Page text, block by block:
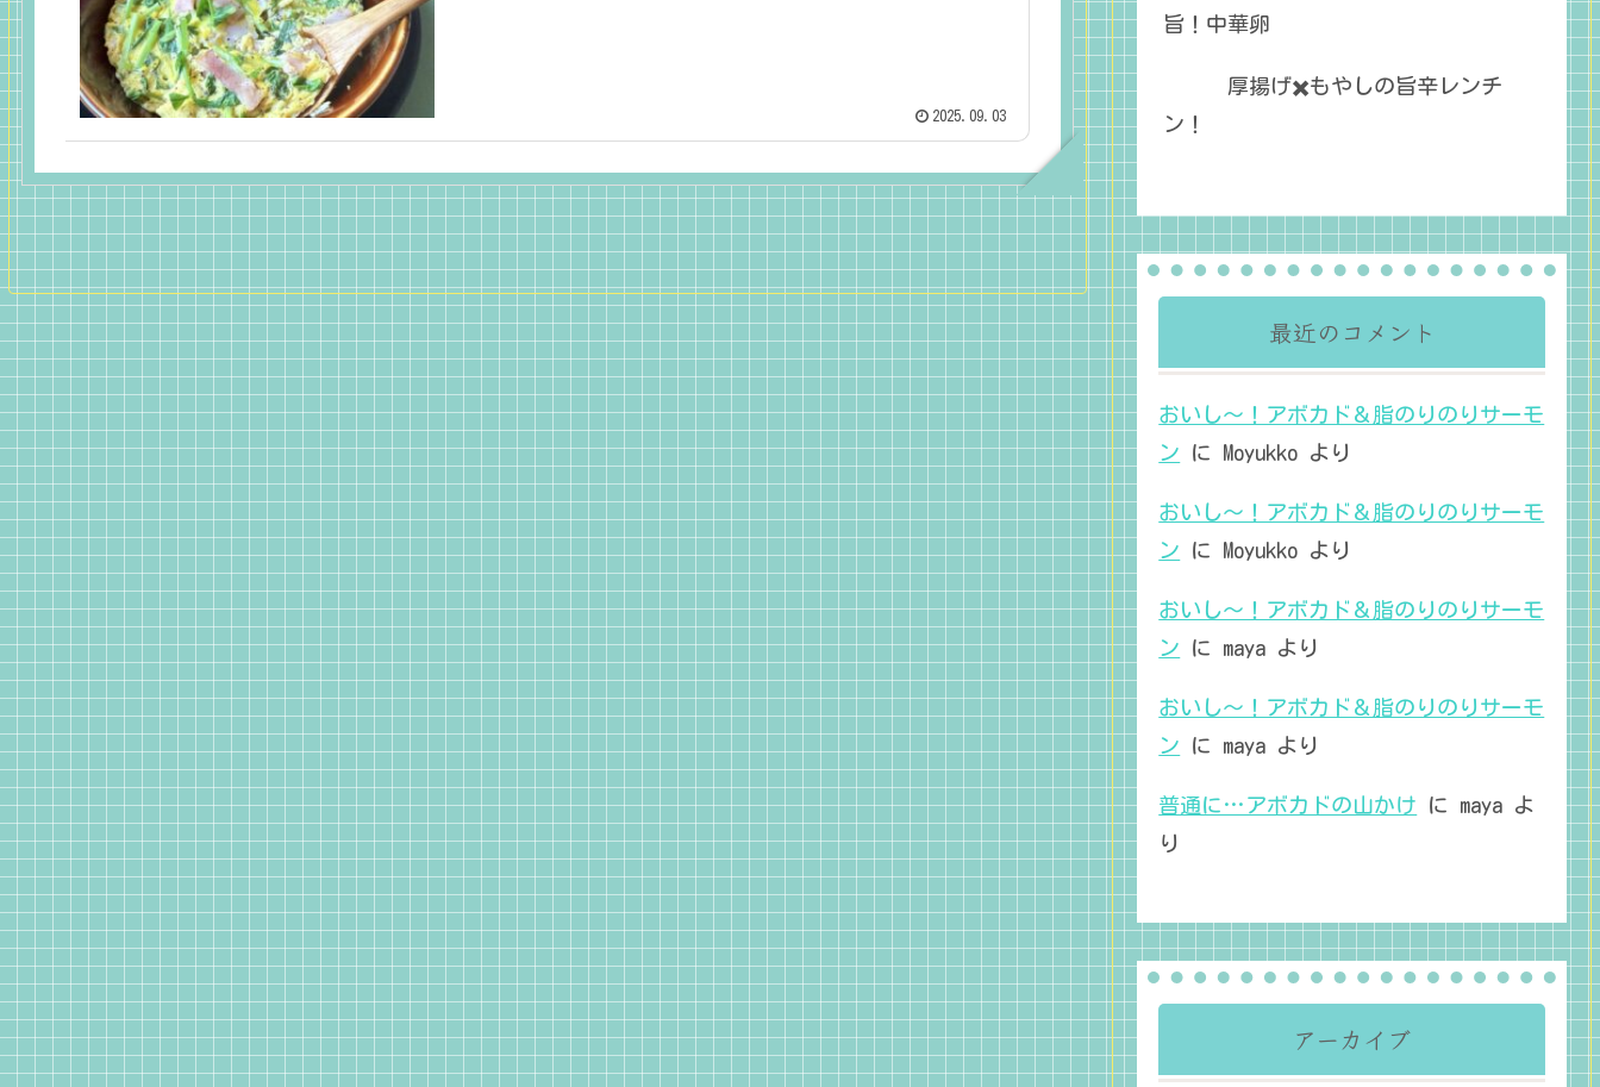
2025.09.03
旨！中華卵
厚揚げ✖️もやしの旨辛レンチ
ン！
最近のコメント
おいし～！アボカド＆脂のりのりサーモ
ン に Moyukko より
おいし～！アボカド＆脂のりのりサーモ
ン に Moyukko より
おいし～！アボカド＆脂のりのりサーモ
ン に maya より
おいし～！アボカド＆脂のりのりサーモ
ン に maya より
普通に…アボカドの山かけ に maya よ
り
アーカイブ